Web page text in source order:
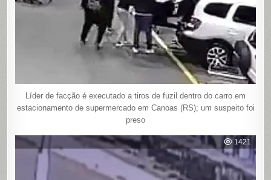
Líder de facção é executado a tiros de fuzil dentro do carro em
estacionamento de supermercado em Canoas (RS); um suspeito foi
preso
1421